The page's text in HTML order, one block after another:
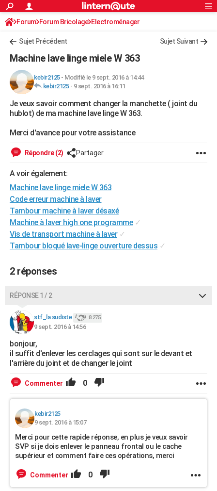
ACTUALITÉS
Politique
Société
Faits Divers
Education
Monde
Villes
+
FINANCE
Retraite
Impôts
Epargne
Immobilier
Risques naturels par ville
Banque
Assurance
Crédit
AUTO
Essais
Réserver un essai
Citadines
Berlines
SUV
Forum auto
+HIGH-TECH
BRICOLAGE
Forum
Aménagement intérieur
Extérieur
Cuisine
Salle de bains
Jardinage
Rangement
WEEK-END
LIFESTYLE
Art de vivre
Bien-être
Loisirs
Mode
Modes de vie
SANTE
Alimentation
Guide de la santé
Maladies
Médicaments
Sommeil
VOYAGE
Destinations
City break
Voyage nature
Voyage de noces
Forum
Climat
+PHOTO
GUIDES D'ACHAT
BONS PLANS
Dictionnaire
Biographies
Citations
Expressions
Proverbes
PROGRAMME TV
COPAINS D'AVANT
S'inscrire
Se connecter
Lycées
Collèges
Primaires
Universités
Entreprises
Service militaire
Avis de recherche
AVIS DE DÉCÈS
FORUM
S'inscrire
Connexion
Forum Forum Bricolage Electroménager
Sujet Précédent Sujet Suivant
Machine lave linge miele W 363
kebir2125- Modifié le 9 sept. 2016 à 14:44
kebir2125- 9 sept. 2016 à 16:11
Je veux savoir comment changer la manchette ( joint du
hublot) de ma machine lave linge W 363.
Merci d'avance pour votre assistance
Répondre (2) Partager
A voir également:
Machine lave linge miele W 363
Code erreur machine à laver
Tambour machine à laver désaxé
Machine à laver high one programme ✓
Vis de transport machine à laver ✓
Tambour bloqué lave-linge ouverture dessus ✓
2 réponses
RÉPONSE 1 / 2
stf_la sudiste 8 275
9 sept. 2016 à 14:56
bonjour,
il suffit d'enlever les cerclages qui sont sur le devant et
l'arrière du joint et de changer le joint
Commenter 0
kebir2125
9 sept. 2016 à 15:07
Merci pour cette rapide réponse, en plus je veux savoir
SVP si je dois enlever le panneau frontal ou le cache
supérieur et comment faire ces opérations, merci
Commenter 0